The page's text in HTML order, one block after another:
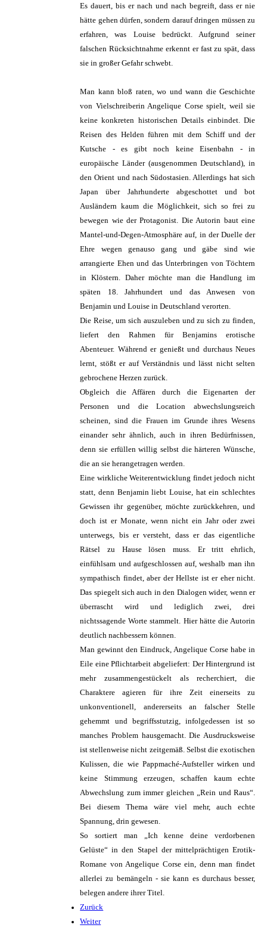
Es dauert, bis er nach und nach begreift, dass er nie
hätte gehen dürfen, sondern darauf dringen müssen zu
erfahren, was Louise bedrückt. Aufgrund seiner
falschen Rücksichtnahme erkennt er fast zu spät, dass
sie in großer Gefahr schwebt.
Man kann bloß raten, wo und wann die Geschichte
von Vielschreiberin Angelique Corse spielt, weil sie
keine konkreten historischen Details einbindet. Die
Reisen des Helden führen mit dem Schiff und der
Kutsche - es gibt noch keine Eisenbahn - in
europäische Länder (ausgenommen Deutschland), in
den Orient und nach Südostasien. Allerdings hat sich
Japan über Jahrhunderte abgeschottet und bot
Ausländern kaum die Möglichkeit, sich so frei zu
bewegen wie der Protagonist. Die Autorin baut eine
Mantel-und-Degen-Atmosphäre auf, in der Duelle der
Ehre wegen genauso gang und gäbe sind wie
arrangierte Ehen und das Unterbringen von Töchtern
in Klöstern. Daher möchte man die Handlung im
späten 18. Jahrhundert und das Anwesen von
Benjamin und Louise in Deutschland verorten.
Die Reise, um sich auszuleben und zu sich zu finden,
liefert den Rahmen für Benjamins erotische
Abenteuer. Während er genießt und durchaus Neues
lernt, stößt er auf Verständnis und lässt nicht selten
gebrochene Herzen zurück.
Obgleich die Affären durch die Eigenarten der
Personen und die Location abwechslungsreich
scheinen, sind die Frauen im Grunde ihres Wesens
einander sehr ähnlich, auch in ihren Bedürfnissen,
denn sie erfüllen willig selbst die härteren Wünsche,
die an sie herangetragen werden.
Eine wirkliche Weiterentwicklung findet jedoch nicht
statt, denn Benjamin liebt Louise, hat ein schlechtes
Gewissen ihr gegenüber, möchte zurückkehren, und
doch ist er Monate, wenn nicht ein Jahr oder zwei
unterwegs, bis er versteht, dass er das eigentliche
Rätsel zu Hause lösen muss. Er tritt ehrlich,
einfühlsam und aufgeschlossen auf, weshalb man ihn
sympathisch findet, aber der Hellste ist er eher nicht.
Das spiegelt sich auch in den Dialogen wider, wenn er
überrascht wird und lediglich zwei, drei
nichtssagende Worte stammelt. Hier hätte die Autorin
deutlich nachbessern können.
Man gewinnt den Eindruck, Angelique Corse habe in
Eile eine Pflichtarbeit abgeliefert: Der Hintergrund ist
mehr zusammengestückelt als recherchiert, die
Charaktere agieren für ihre Zeit einerseits zu
unkonventionell, andererseits an falscher Stelle
gehemmt und begriffsstutzig, infolgedessen ist so
manches Problem hausgemacht. Die Ausdrucksweise
ist stellenweise nicht zeitgemäß. Selbst die exotischen
Kulissen, die wie Pappmaché-Aufsteller wirken und
keine Stimmung erzeugen, schaffen kaum echte
Abwechslung zum immer gleichen „Rein und Raus“.
Bei diesem Thema wäre viel mehr, auch echte
Spannung, drin gewesen.
So sortiert man „Ich kenne deine verdorbenen
Gelüste“ in den Stapel der mittelprächtigen Erotik-
Romane von Angelique Corse ein, denn man findet
allerlei zu bemängeln - sie kann es durchaus besser,
belegen andere ihrer Titel.
Zurück
Weiter